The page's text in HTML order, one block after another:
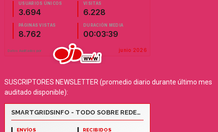
SUSCRIPTORES NEWSLETTER (promedio diario durante último mes
auditado disponible):